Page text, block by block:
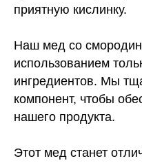
приятную кислинку.
Наш мед со
использованием
ингредиентов. Мы
компонент, чтобы
нашего продукта.
Этот мед станет